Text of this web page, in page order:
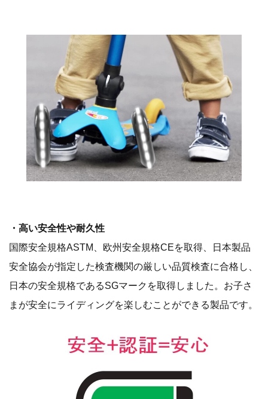
・高い安全性や耐久性
国際安全規格ASTM、欧州安全規格CEを取得、日本製品
安全協会が指定した検査機関の厳しい品質検査に合格し、
日本の安全規格であるSGマークを取得しました。お子さ
まが安全にライディングを楽しむことができる製品です。